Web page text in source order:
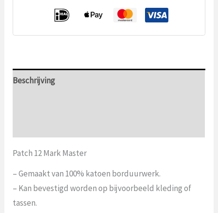
Beschrijving
Patch 12 Mark Master
– Gemaakt van 100% katoen borduurwerk.
– Kan bevestigd worden op bijvoorbeeld kleding of
tassen.